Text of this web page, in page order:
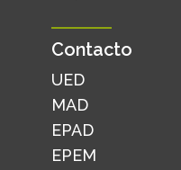
Contacto
UED
MAD
EPAD
EPEM